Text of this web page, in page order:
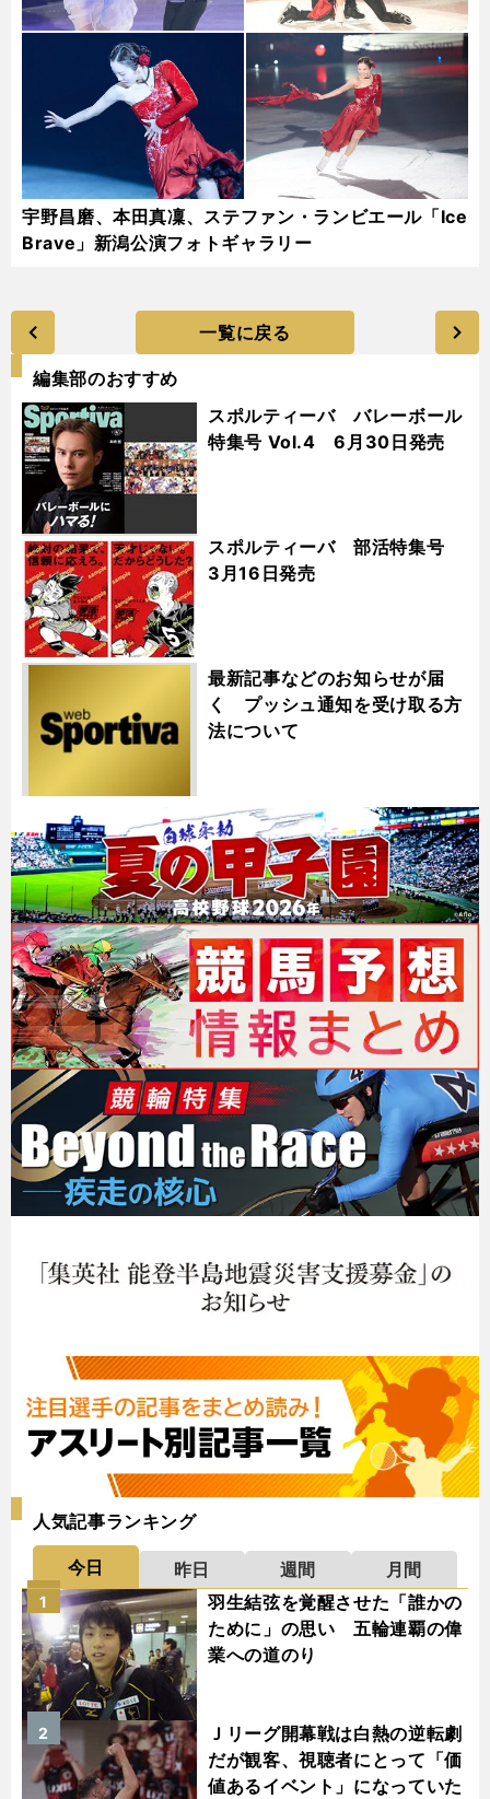
宇野昌磨、本田真凜、ステファン・ランビエール「Ice
Brave」新潟公演フォトギャラリー
一覧に戻る
編集部のおすすめ
スポルティーバ バレーボール
特集号 Vol.4 6月30日発売
スポルティーバ 部活特集号
3月16日発売
最新記事などのお知らせが届
く プッシュ通知を受け取る方
法について
人気記事ランキング
今日 昨日 週間
月間
羽生結弦を覚醒させた「誰かの
ために」の思い 五輪連覇の偉
業への道のり
1
Ｊリーグ開幕戦は白熱の逆転劇
だが観客、視聴者にとって「価
値あるイベント」になっていた
2